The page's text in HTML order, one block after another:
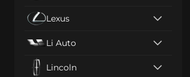
Lexus
Li Auto
Lincoln